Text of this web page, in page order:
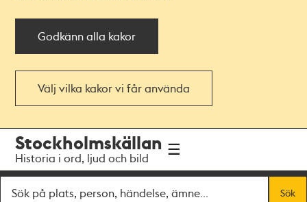
Godkänn alla kakor
Välj vilka kakor vi får använda
navigationen
huvudinnehållet
Stockholmskällan
Historia i ord, ljud och bild
Sök